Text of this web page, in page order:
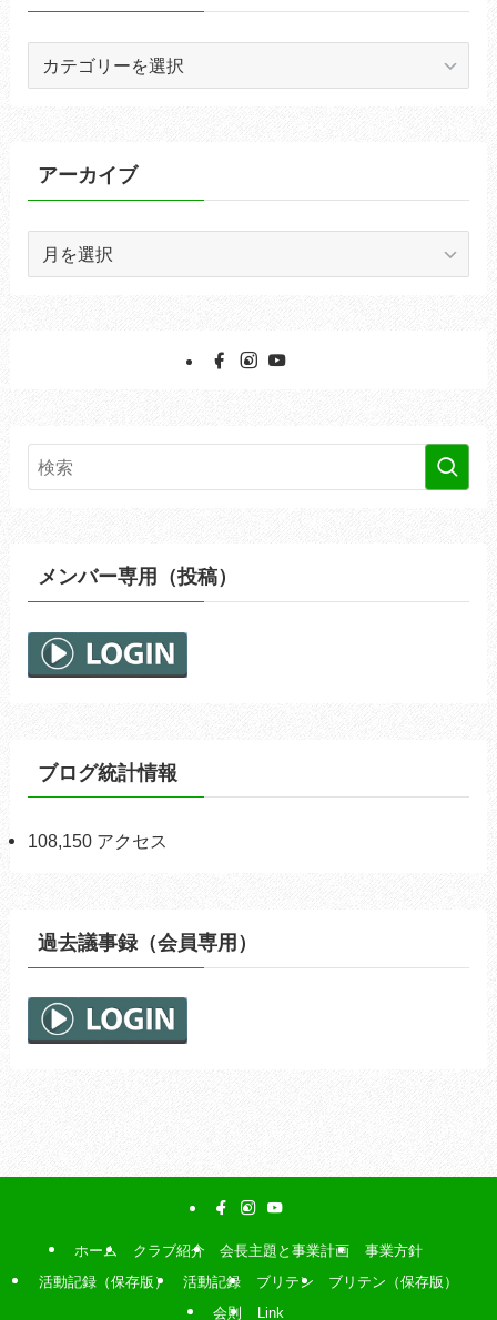
ーアーカイブ
メンバー専用（投稿）
ブログ統計情報
108,150 アクセス
過去議事録（会員専用）
ホーム クラブ紹介 会長主題と事業計画
事業方針
活動記録（保存版）
活動記録 ブリテン
ブリテン（保存版）
会則
Link